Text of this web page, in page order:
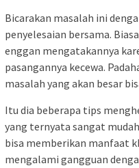
Bicarakan masalah ini
penyelesaian bersama.
enggan mengatakannya
pasangannya kecewa.
masalah yang akan besar
Itu dia beberapa tips
yang ternyata sangat
bisa memberikan manfaat
mengalami gangguan